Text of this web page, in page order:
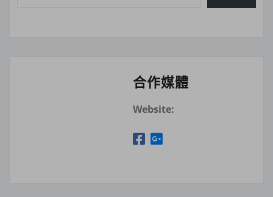
合作媒體
Website: